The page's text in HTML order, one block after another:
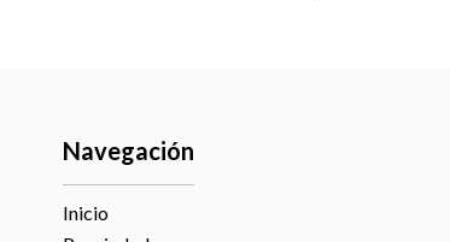
Navegación
Inicio